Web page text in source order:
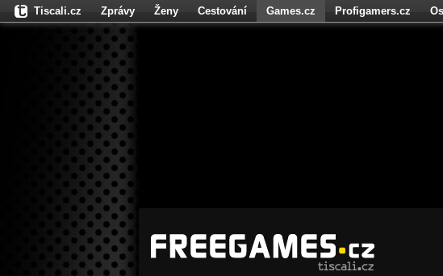
Tiscali.cz Zprávy Ženy Cestování Games.cz Profigamers.cz
Fights.cz